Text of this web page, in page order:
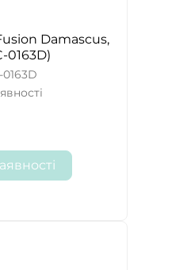
Damascus,
0163D)
0163D